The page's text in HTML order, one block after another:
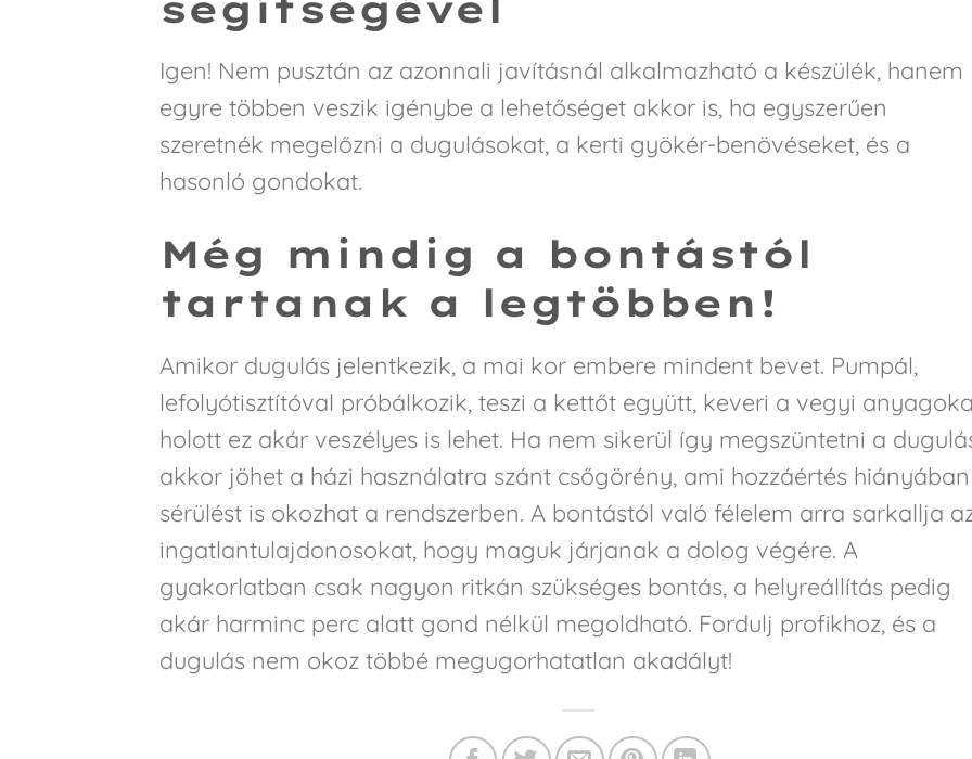
Igen! Nem pusztán az azonnali javításnál alkalmazható a készülék, hanem
egyre többen veszik igénybe a lehetőséget akkor is, ha egyszerűen
szeretnék megelőzni a dugulásokat, a kerti gyökér-benövéseket, és a
hasonló gondokat.
Még mindig a bontástól
tartanak a legtöbben!
Amikor dugulás jelentkezik, a mai kor embere mindent bevet. Pumpál,
lefolyótisztítóval próbálkozik, teszi a kettőt együtt, keveri a vegyi
holott ez akár veszélyes is lehet. Ha nem sikerül így megszüntetni a
akkor jöhet a házi használatra szánt csőgörény, ami hozzáértés hiányában
sérülést is okozhat a rendszerben. A bontástól való félelem arra sarkallja
ingatlantulajdonosokat, hogy maguk járjanak a dolog végére. A
gyakorlatban csak nagyon ritkán szükséges bontás, a helyreállítás pedig
akár harminc perc alatt gond nélkül megoldható. Fordulj profikhoz, és a
dugulás nem okoz többé megugorhatatlan akadályt!